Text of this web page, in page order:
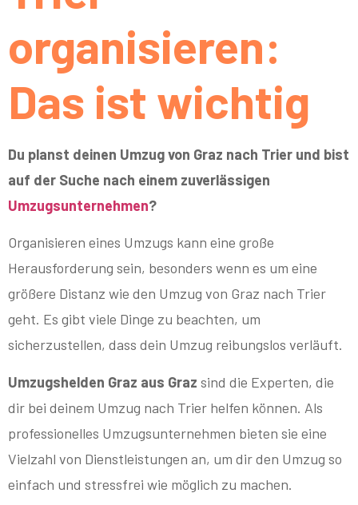
organisieren:
Das ist wichtig
Du planst deinen Umzug von Graz nach Trier und bist
auf der Suche nach einem zuverlässigen
Umzugsunternehmen?
Organisieren eines Umzugs kann eine große
Herausforderung sein, besonders wenn es um eine
größere Distanz wie den Umzug von Graz nach Trier
geht. Es gibt viele Dinge zu beachten, um
sicherzustellen, dass dein Umzug reibungslos verläuft.
Umzugshelden Graz aus Graz sind die Experten, die
dir bei deinem Umzug nach Trier helfen können. Als
professionelles Umzugsunternehmen bieten sie eine
Vielzahl von Dienstleistungen an, um dir den Umzug so
einfach und stressfrei wie möglich zu machen.